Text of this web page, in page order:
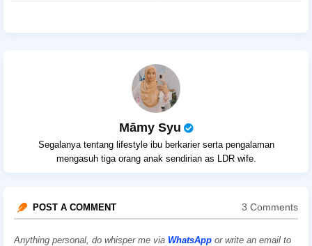
Māmy Syu
Segalanya tentang lifestyle ibu berkarier serta pengalaman
mengasuh tiga orang anak sendirian as LDR wife.
POST A COMMENT 3 Comments
Anything personal, do whisper me via WhatsApp or write an email to